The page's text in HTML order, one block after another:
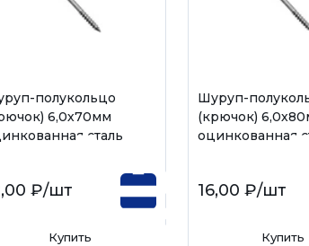
полукольцо
6,0х70мм
сталь
₽/шт
Купить
Шуруп-
(крючок)
оцинкованная
16,00 ₽/шт
Купить